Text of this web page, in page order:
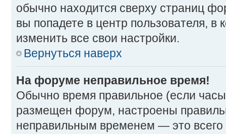
обычно находится сверху страниц
вы попадете в центр пользователя, в
изменить все свои настройки.
Вернуться наверх
На форуме неправильное время!
Обычно время правильное (если
размещен форум, настроены
неправильным временем — это